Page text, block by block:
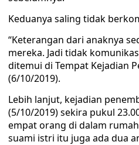
Keduanya saling tidak
“Keterangan dari anaknya
mereka. Jadi tidak
ditemui di Tempat Kejadian
(6/10/2019).
Lebih lanjut, kejadian
(5/10/2019) sekira pukul
empat orang di dalam
suami istri itu juga ada dua